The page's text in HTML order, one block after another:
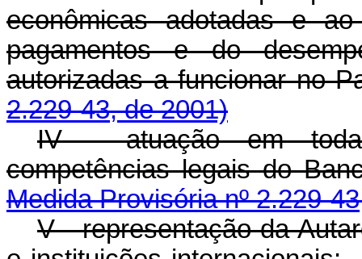
econômicas adotadas e
pagamentos e do
autorizadas a funcionar
2.229-43, de 2001)
IV - atuação em
competências legais
Medida Provisória nº 2.229-
V - representação da